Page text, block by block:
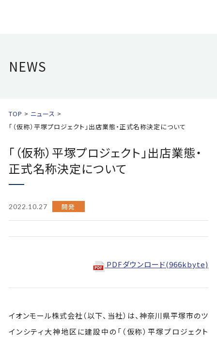
NEWS
TOP
ニュース
「（仮称）平塚プロジェクト」出店業態・正式名称決定について
「（仮称）平塚プロジェクト」出店業態・
正式名称決定について
2022.10.27 開発
PDFダウンロード(966kbyte)
イオンモール株式会社（以下、当社）は、神奈川県平塚市のツ
インシティ大神地区に建設中の「（仮称）平塚プロジェクト